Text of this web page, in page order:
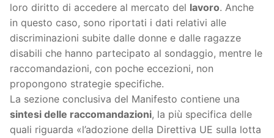
loro diritto di accedere al mercato del lavoro. Anche
in questo caso, sono riportati i dati relativi alle
discriminazioni subite dalle donne e dalle ragazze
disabili che hanno partecipato al sondaggio, mentre le
raccomandazioni, con poche eccezioni, non
propongono strategie specifiche.
La sezione conclusiva del Manifesto contiene una
sintesi delle raccomandazioni, la più specifica delle
quali riguarda «l’adozione della Direttiva UE sulla lotta